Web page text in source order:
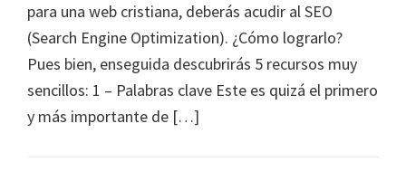
para una web cristiana, deberás acudir al SEO
(Search Engine Optimization). ¿Cómo lograrlo?
Pues bien, enseguida descubrirás 5 recursos muy
sencillos: 1 – Palabras clave Este es quizá el primero
y más importante de […]